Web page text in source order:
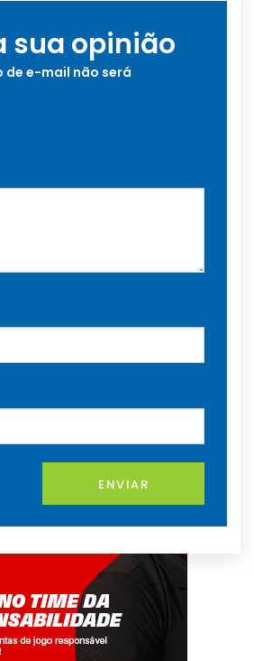
sua opinião
de e-mail não será
ENVIAR